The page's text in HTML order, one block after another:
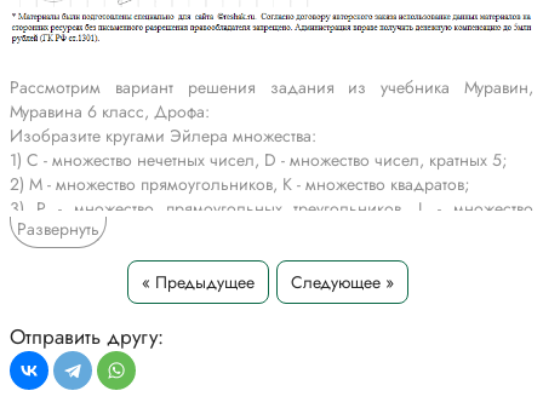
Рассмотрим вариант решения задания из учебника Муравин,
Муравина 6 класс, Дрофа:
Изобразите кругами Эйлера множества:
1) C - множество нечетных чисел, D - множество чисел, кратных 5;
2) M - множество прямоугольников, K - множество квадратов;
3) P - множество прямоугольных треугольников, L - множество
прямоугольников;
4) S - множество прямоугольных треугольников, T - множество
тупоугольных треугольников.
для более полного понимания решения.
Развернуть
« Предыдущее Следующее »
Отправить другу: